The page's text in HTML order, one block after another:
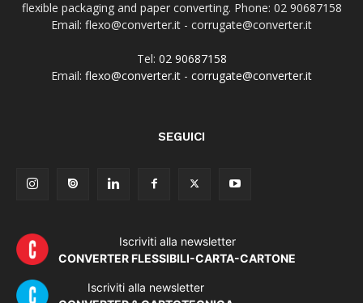
flexible packaging and paper converting. Phone: 02 90687158
Email: flexo@converter.it - corrugate@converter.it
Tel: 02 90687158
Email: flexo@converter.it - corrugate@converter.it
SEGUICI
Iscriviti alla newsletter
CONVERTER FLESSIBILI-CARTA-CARTONE
Iscriviti alla newsletter